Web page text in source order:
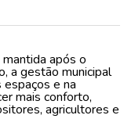
após o
a gestão municipal
espaços e na
mais conforto,
agricultores e